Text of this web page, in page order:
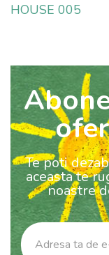
HOUSE 005
Te poti
aceasta te
noastre